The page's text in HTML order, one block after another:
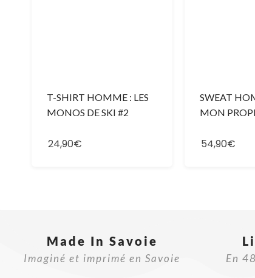
T-SHIRT HOMME : LES
MONOS DE SKI #2
24,90€
SWEAT
MON
54,90€
Made In Savoie​
Imaginé et imprimé en Savoie En